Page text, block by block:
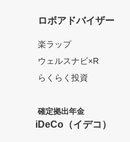
ロボアドバイザー
楽ラップ
ウェルスナビ×R
らくらく投資
確定拠出年金
iDeCo（イデコ）